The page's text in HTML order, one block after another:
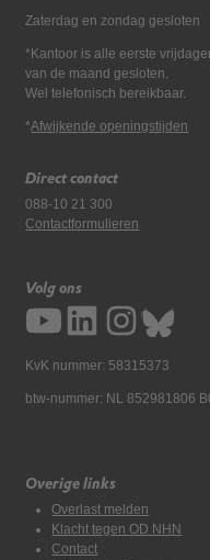
Zaterdag en zondag gesloten
*Kantoor is alle eerste
van de maand gesloten.
Wel telefonisch bereikbaar.
*Afwijkende openingstijden
Direct contact
088-10 21 300
Contactformulieren
Volg ons
KvK nummer: 58315373
btw-nummer: NL 852981806
Overige links
Overlast melden
Klacht tegen OD NHN
Contact